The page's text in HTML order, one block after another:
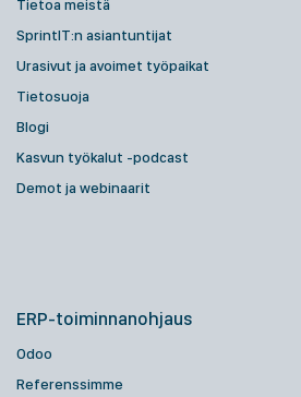
Tietoa meistä
SprintIT:n asiantuntijat
Urasivut ja avoimet työpaikat
Tietosuoja
Blogi
Kasvun työkalut -podcast
Demot ja webinaarit
ERP-toiminnanohjaus
Odoo
Referenssimme